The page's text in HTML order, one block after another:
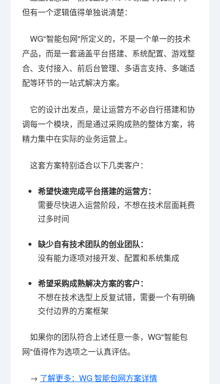
但有一个逻辑值得单独说清楚：
WG"智能包网"所定义的，不是一个单一的技术
产品，而是一套涵盖平台搭建、系统配置、游戏整
合、支付接入、前后台管理、多语言支持、多端适
配等环节的一站式解决方案。
它的设计出发点，是让运营方不必自行搭建和协
调每一个模块，而是通过采购成熟的整体方案，将
精力集中在实际的业务运营上。
这套方案特别适合以下几类客户：
希望快速完成平台搭建的运营方：
需要尽快进入运营阶段，不想在技术层面耗费
过多时间
缺少自有技术团队的创业团队：
没有能力逐项对接开发、配置和系统集成
希望采购成熟解决方案的客户：
不想在技术选型上反复试错，需要一个有明确
交付边界的方案框架
如果你的团队符合上述任意一条，WG"智能包
网"值得作为选项之一认真评估。
→ 了解更多：WG 智能包网方案详情